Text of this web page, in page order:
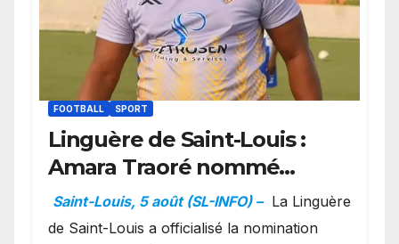
FOOTBALL SPORT
Linguère de Saint-Louis :
Amara Traoré nommé
manager sportif et
entraîneur de l’équipe
Saint-Louis, 5 août (SL-INFO) – La Linguère
de Saint-Louis a officialisé la nomination